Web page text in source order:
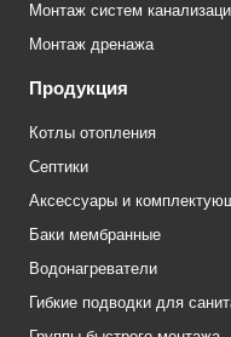
Монтаж систем
Монтаж дренажа
Продукция
Котлы отопления
Септики
Аксессуары и
Баки мембранные
Водонагреватели
Гибкие подводки для